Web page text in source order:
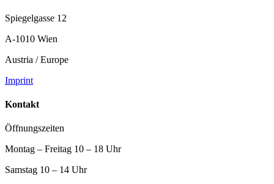
Spiegelgasse 12
A-1010 Wien
Austria / Europe
Imprint
Kontakt
Öffnungszeiten
Montag – Freitag 10 – 18 Uhr
Samstag 10 – 14 Uhr